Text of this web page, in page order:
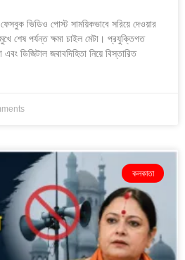
ফেসবুক ভিডিও পোস্ট সাময়িকভাবে সরিয়ে দেওয়ার
শেষ পর্যন্ত ক্ষমা চাইল মেটা। প্রযুক্তিগত
ডিজিটাল জবাবদিহিতা নিয়ে বিস্তারিত
কলকাতা